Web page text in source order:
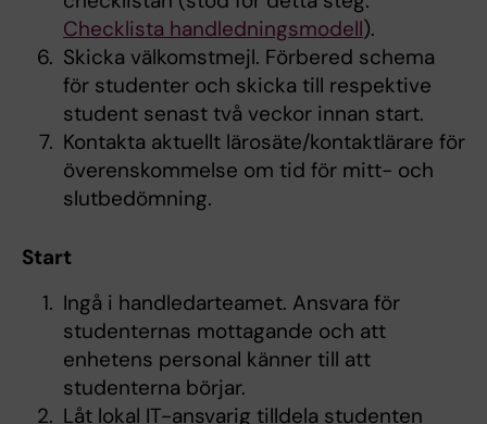
Checklista handledningsmodell).
Skicka välkomstmejl. Förbered schema
för studenter och skicka till respektive
student senast två veckor innan start.
Kontakta aktuellt lärosäte/kontaktlärare för
överenskommelse om tid för mitt- och
slutbedömning.
Start
Ingå i handledarteamet. Ansvara för
studenternas mottagande och att
enhetens personal känner till att
studenterna börjar.
Låt lokal IT-ansvarig tilldela studenten